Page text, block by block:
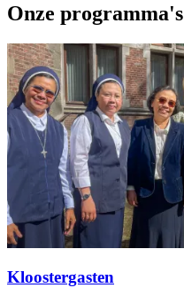
Onze programma's
Kloostergasten